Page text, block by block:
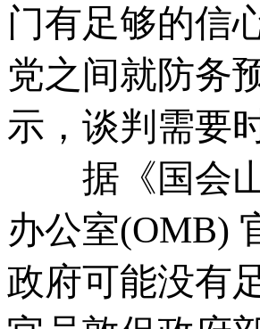
门有足够的信
党之间就防务
示，谈判需要
据《国会山
办公室(OMB)
政府可能没有